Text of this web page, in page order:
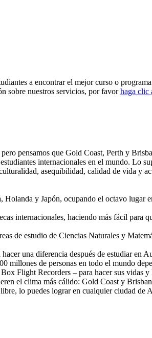
a encontrar el mejor curso o
sobre nuestros servicios, por favorhaga clic
pensamos que Gold Coast, Perth y
internacionales en el mundo. Lo
asequibilidad, calidad de vida y
y Japón, ocupando el octavo
internacionales, haciendo más fácil para
de estudio de Ciencias Naturales y
una diferencia después de estudiar en
de personas en todo el mundo
Flight Recorders – para hacer sus vidas y
el clima más cálido: Gold Coast y
lo puedes lograr en cualquier ciudad de